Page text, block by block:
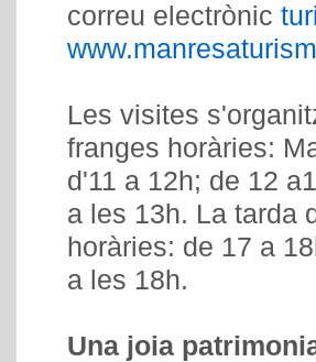
correu electrònic
Les visites
franges horàries:
d'11 a 12h; de 12
a les 13h. La tarda
horàries: de 17 a
a les 18h.
Una joia